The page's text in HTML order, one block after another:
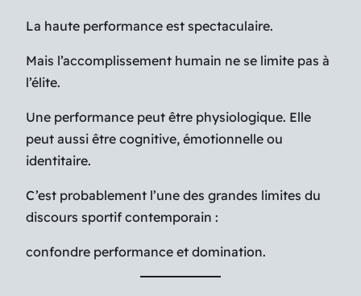
La haute performance est spectaculaire.
Mais l’accomplissement humain ne se limite pas à
l’élite.
Une performance peut être physiologique. Elle
peut aussi être cognitive, émotionnelle ou
identitaire.
C’est probablement l’une des grandes limites du
discours sportif contemporain :
confondre performance et domination.